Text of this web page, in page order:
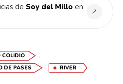
de Soy del Millo en
↗
COLIDIO ,
DE PASES , RIVER